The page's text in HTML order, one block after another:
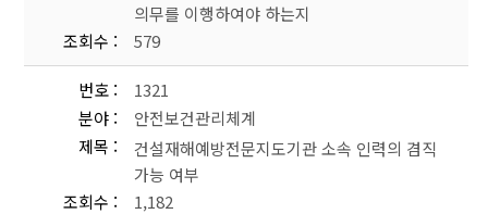
의무를 이행하여야 하는지
조회수
579
번호
1321
분야
안전보건관리체계
제목
건설재해예방전문지도기관 소속 인력의 겸직
가능 여부
조회수
1,182